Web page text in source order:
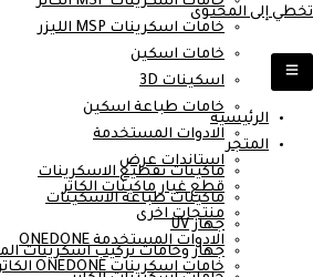
تخطي إلى المحتوى
الرئيسية
المتجر
ماكينات تقطيع الاسكرينات
ماكينات طباعة الاسكينات
جهاز UV
جهاز وخامات تركيب اسكرينات
خامات اسكرينات MSP الليزر
خامات اسكين
اسكينات 3D
خامات طباعة اسكين
الادوات المستخدمة
استاندات عرض
قطع غيار ماكينات الكاتر
منتجات اخرى
الادوات المستخدمة ONEDONE
خامات اسكرينات ONEDONE الكاتر